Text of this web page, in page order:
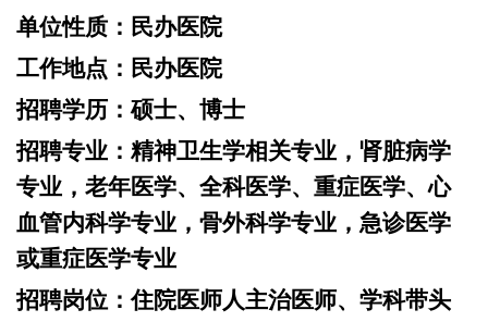
单位性质： 民办医院
工作地点： 民办医院
招聘学历：硕士、博士
招聘专业： 精神卫生学相关专业，肾脏病学
专业，老年医学、全科医学、重症医学、心
血管内科学专业，骨外科学专业，急诊医学
或重症医学专业
招聘岗位：住院医师人主治医师、学科带头